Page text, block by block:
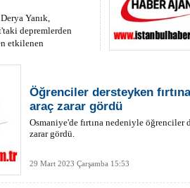
Yanık,
depremlerden
etkilenen
Öğrenciler dersteyken
araç zarar gördü
Osmaniye'de fırtına nedeniyle öğrenciler
zarar gördü.
29 Mart 2023 Çarşamba 15:53